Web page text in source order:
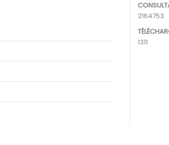
2164753
1311